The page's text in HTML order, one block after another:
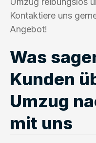
Kontaktiere uns
Angebot!
Was
Kunden
Umzug
mit uns